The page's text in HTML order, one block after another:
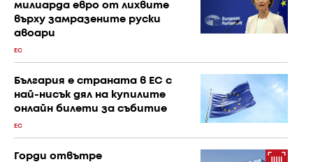
милиарда евро от лихвите
върху замразените руски
авоари
ЕС
България е страната в ЕС с
най-нисък дял на купилите
онлайн билети за събитие
ЕС
Горди отвътре